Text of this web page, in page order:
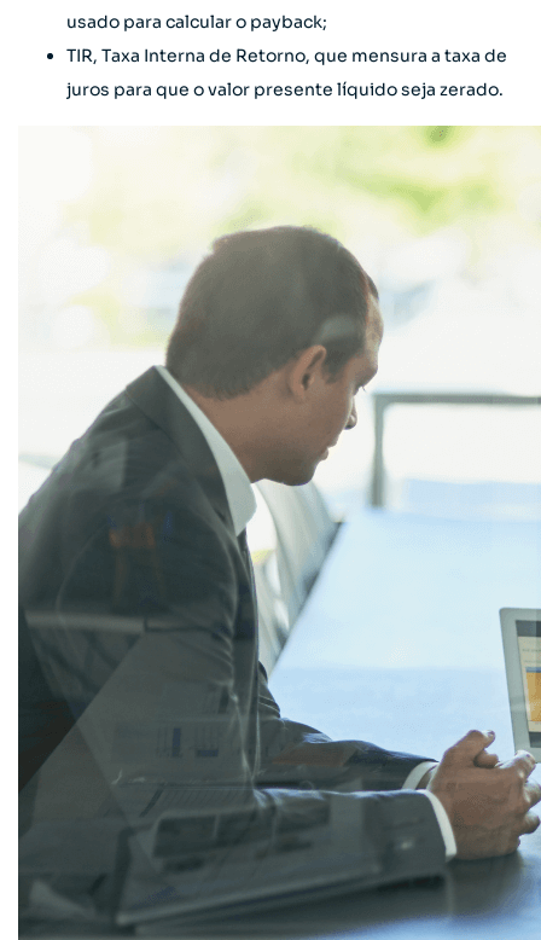
usado para calcular o payback;
TIR, Taxa Interna de Retorno, que mensura a taxa de
juros para que o valor presente líquido seja zerado.